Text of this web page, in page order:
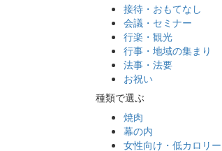
接待・おもてなし
会議・セミナー
行楽・観光
行事・地域の集まり
法事・法要
お祝い
種類で選ぶ
焼肉
幕の内
女性向け・低カロリー